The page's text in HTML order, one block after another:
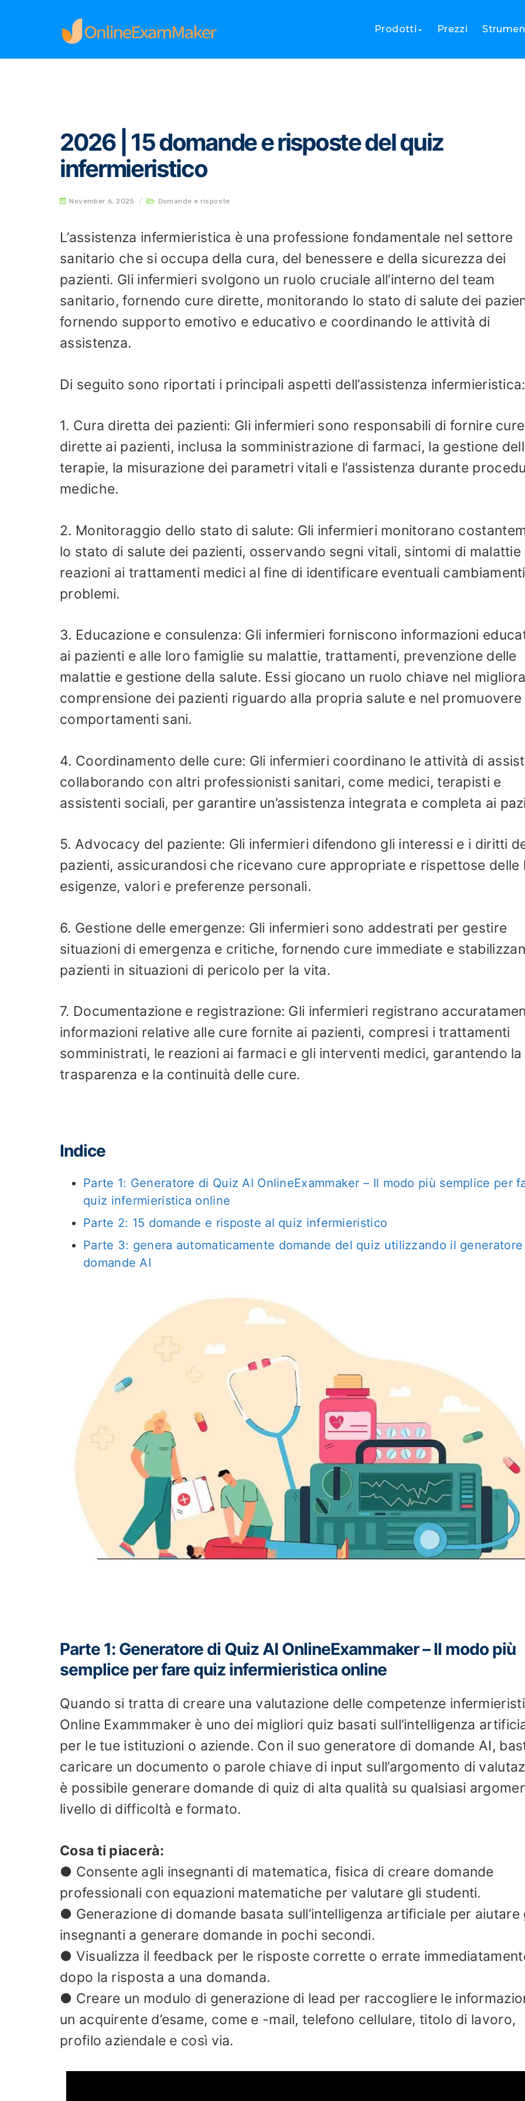
Prodotti Prezzi
Home
2026 | 15 domande e risposte del quiz
infermieristico
November 6, 2025 / Domande e risposte
L’assistenza infermieristica è una professione fondamentale nel settore
sanitario che si occupa della cura, del benessere e della sicurezza dei
pazienti. Gli infermieri svolgono un ruolo cruciale all’interno del team
sanitario, fornendo cure dirette, monitorando lo stato di salute dei
fornendo supporto emotivo e educativo e coordinando le attività di
assistenza.
Di seguito sono riportati i principali aspetti dell’assistenza infermieristica:
1. Cura diretta dei pazienti: Gli infermieri sono responsabili di fornire cure
dirette ai pazienti, inclusa la somministrazione di farmaci, la gestione
terapie, la misurazione dei parametri vitali e l’assistenza durante
mediche.
2. Monitoraggio dello stato di salute: Gli infermieri monitorano
lo stato di salute dei pazienti, osservando segni vitali, sintomi di malattie
reazioni ai trattamenti medici al fine di identificare eventuali
problemi.
3. Educazione e consulenza: Gli infermieri forniscono informazioni
ai pazienti e alle loro famiglie su malattie, trattamenti, prevenzione delle
malattie e gestione della salute. Essi giocano un ruolo chiave nel
comprensione dei pazienti riguardo alla propria salute e nel promuovere
comportamenti sani.
4. Coordinamento delle cure: Gli infermieri coordinano le attività di
collaborando con altri professionisti sanitari, come medici, terapisti e
assistenti sociali, per garantire un’assistenza integrata e completa ai
5. Advocacy del paziente: Gli infermieri difendono gli interessi e i diritti
pazienti, assicurandosi che ricevano cure appropriate e rispettose delle
esigenze, valori e preferenze personali.
6. Gestione delle emergenze: Gli infermieri sono addestrati per gestire
situazioni di emergenza e critiche, fornendo cure immediate e
pazienti in situazioni di pericolo per la vita.
7. Documentazione e registrazione: Gli infermieri registrano
informazioni relative alle cure fornite ai pazienti, compresi i trattamenti
somministrati, le reazioni ai farmaci e gli interventi medici, garantendo la
trasparenza e la continuità delle cure.
Indice
Parte 1: Generatore di Quiz AI OnlineExammaker – Il modo più semplice per
quiz infermieristica online
Parte 2: 15 domande e risposte al quiz infermieristico
Parte 3: genera automaticamente domande del quiz utilizzando il
domande AI
Parte 1: Generatore di Quiz AI OnlineExammaker – Il modo più
semplice per fare quiz infermieristica online
Quando si tratta di creare una valutazione delle competenze
Online Exammmaker è uno dei migliori quiz basati sull’intelligenza
per le tue istituzioni o aziende. Con il suo generatore di domande AI,
caricare un documento o parole chiave di input sull’argomento di
è possibile generare domande di quiz di alta qualità su qualsiasi
livello di difficoltà e formato.
Cosa ti piacerà:
● Consente agli insegnanti di matematica, fisica di creare domande
professionali con equazioni matematiche per valutare gli studenti.
● Generazione di domande basata sull’intelligenza artificiale per aiutare
insegnanti a generare domande in pochi secondi.
● Visualizza il feedback per le risposte corrette o errate
dopo la risposta a una domanda.
● Creare un modulo di generazione di lead per raccogliere le
un acquirente d’esame, come e -mail, telefono cellulare, titolo di lavoro,
profilo aziendale e così via.